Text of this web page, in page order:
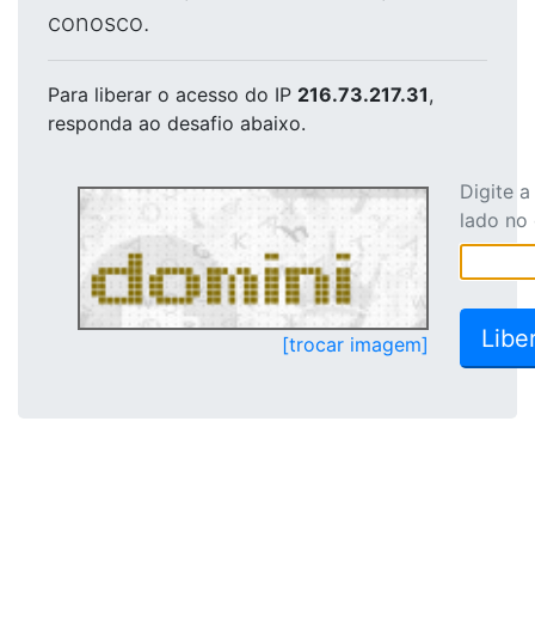
conosco.
Para liberar o acesso do IP 216.73.217.31,
responda ao desafio abaixo.
[trocar imagem]
Digite
lado no